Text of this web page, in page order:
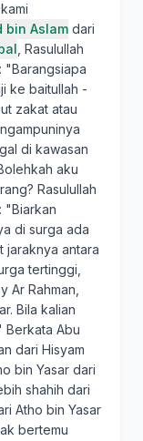
bin Aslam dari
, Rasulullah
"Barangsiapa
ke baitullah -
zakat atau
di kawasan
aku
Rasulullah
"Biarkan
di surga ada
jaraknya antara
tertinggi,
Ar Rahman,
Bila kalian
Berkata Abu
dari Hisyam
bin Yasar dari
shahih dari
Atho bin Yasar
bertemu